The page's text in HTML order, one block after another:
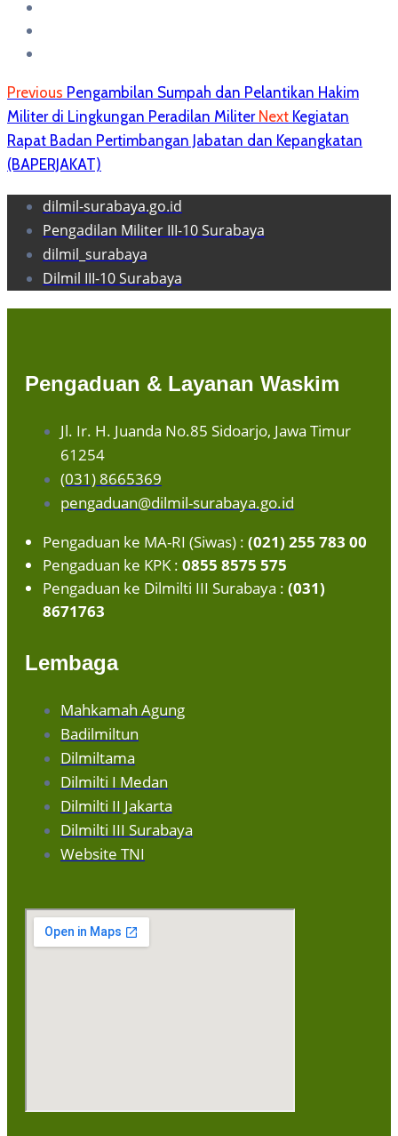
Previous Pengambilan Sumpah dan Pelantikan Hakim
Militer di Lingkungan Peradilan Militer Next Kegiatan
Rapat Badan Pertimbangan Jabatan dan Kepangkatan
(BAPERJAKAT)
dilmil-surabaya.go.id
Pengadilan Militer III-10 Surabaya
dilmil_surabaya
Dilmil III-10 Surabaya
Pengaduan & Layanan Waskim
Jl. Ir. H. Juanda No.85 Sidoarjo, Jawa Timur
61254
(031) 8665369
pengaduan@dilmil-surabaya.go.id
Pengaduan ke MA-RI (Siwas) : (021) 255 783 00
Pengaduan ke KPK : 0855 8575 575
Pengaduan ke Dilmilti III Surabaya : (031)
8671763
Lembaga
Mahkamah Agung
Badilmiltun
Dilmiltama
Dilmilti I Medan
Dilmilti II Jakarta
Dilmilti III Surabaya
Website TNI